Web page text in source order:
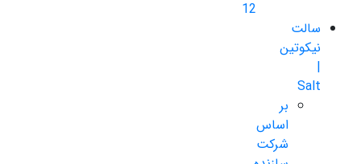
12
سالت
نیکوتین
|
Salt
بر
اساس
شرکت